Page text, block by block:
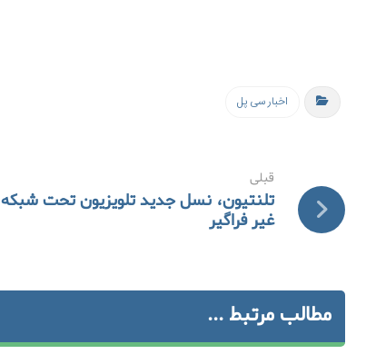
اخبار سی پل
قبلی
تلنتیون، نسل جدید تلویزیون تحت شبکه
غیر فراگیر
مطالب مرتبط ...